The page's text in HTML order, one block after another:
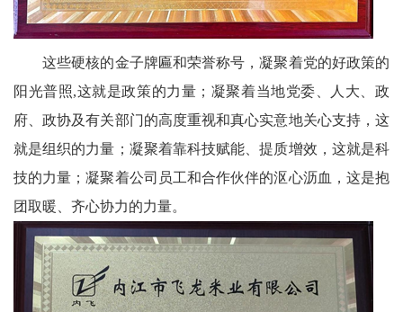
这些硬核的金子牌匾和荣誉称号，凝聚着党的好政策的
阳光普照,这就是政策的力量；凝聚着当地党委、人大、政
府、政协及有关部门的高度重视和真心实意地关心支持，这
就是组织的力量；凝聚着靠科技赋能、提质增效，这就是科
技的力量；凝聚着公司员工和合作伙伴的沤心沥血，这是抱
团取暖、齐心协力的力量。